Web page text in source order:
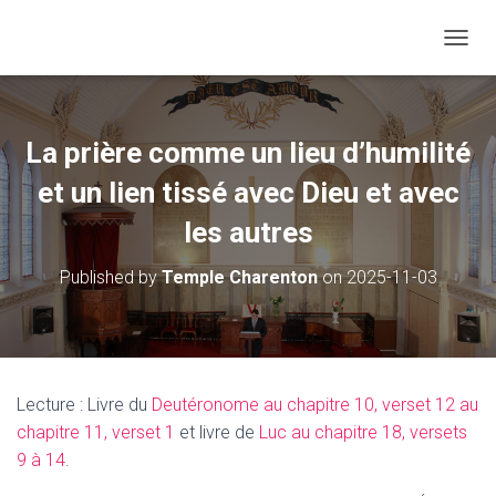
U
R
F
E
L
V
I
La prière comme un lieu d’humilité
et un lien tissé avec Dieu et avec
les autres
Published byTemple Charentonon2025-11-03
Lecture : Livre du Deutéronome au chapitre 10, verset 12 au
chapitre 11, verset 1 et livre de Luc au chapitre 18, versets
9 à 14.